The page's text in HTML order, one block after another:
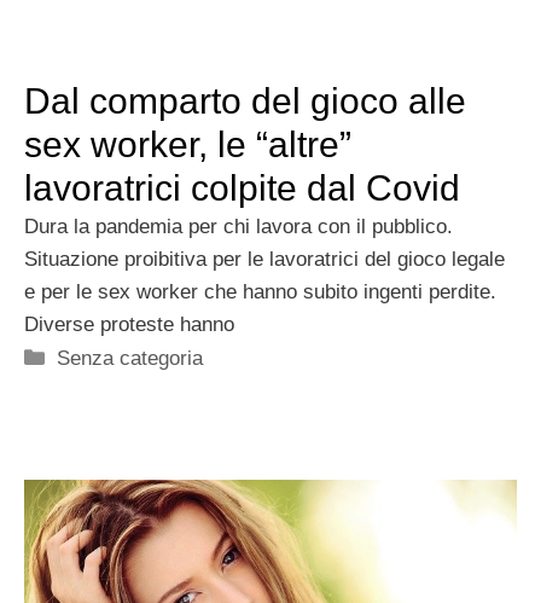
Dal comparto del gioco alle
sex worker, le “altre”
lavoratrici colpite dal Covid
Dura la pandemia per chi lavora con il pubblico.
Situazione proibitiva per le lavoratrici del gioco legale
e per le sex worker che hanno subito ingenti perdite.
Diverse proteste hanno
Categorie
Senza categoria